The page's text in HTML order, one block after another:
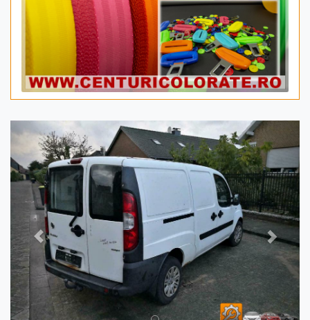
Previous